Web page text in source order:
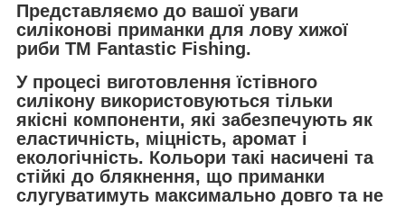
Представляємо до вашої уваги
силіконові приманки для лову хижої
риби ТМ Fantastic Fishing.
У процесі виготовлення їстівного
силікону використовуються тільки
якісні компоненти, які забезпечують як
еластичність, міцність, аромат і
екологічність. Кольори такі насичені та
стійкі до блякнення, що приманки
слугуватимуть максимально довго та не